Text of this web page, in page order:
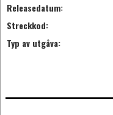
Releasedatum:
Streckkod:
Typ av utgåva: